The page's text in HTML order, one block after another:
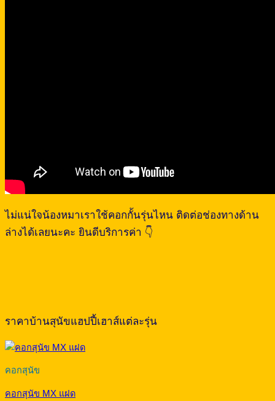
ไม่แน่ใจน้องหมาเราใช้คอกกั้นรุ่นไหน ติดต่อช่องทางด้าน
ล่างได้เลยนะคะ ยินดีบริการค่า 👇
ราคาบ้านสุนัขแฮปปี้เฮาส์แต่ละรุ่น
คอกสุนัข
คอกสุนัข MX แฝด